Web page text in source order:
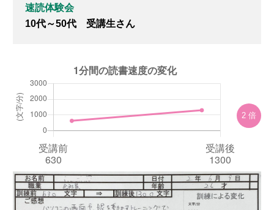
実績
無料体験のお申し込み
ログイン
速読体験会
10代～50代 受講生さん
2 倍